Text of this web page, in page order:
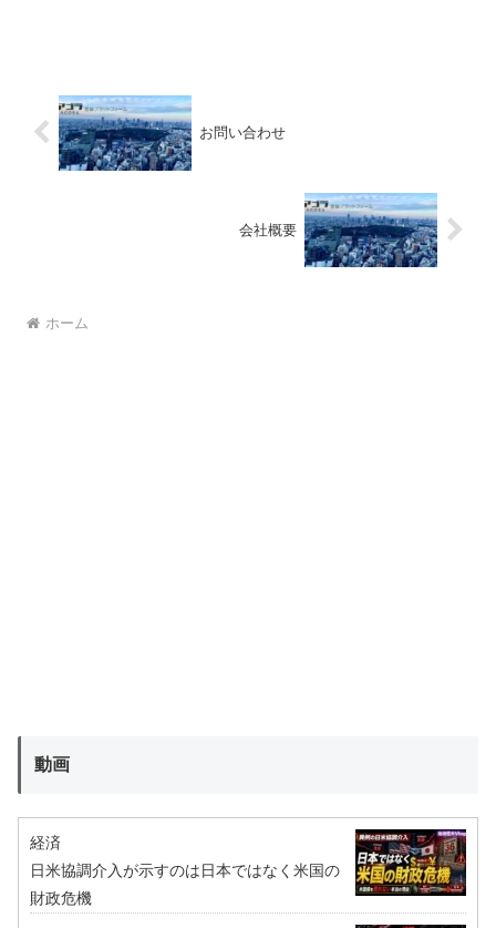
お問い合わせ
会社概要
ホーム
動画
経済
日米協調介入が示すのは日本ではなく米国の
財政危機